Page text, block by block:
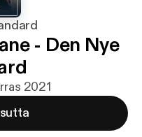
- Den Nye
2021